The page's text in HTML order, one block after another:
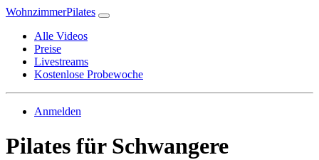
WohnzimmerPilates
Alle Videos
Preise
Livestreams
Kostenlose Probewoche
Anmelden
Pilates für Schwangere